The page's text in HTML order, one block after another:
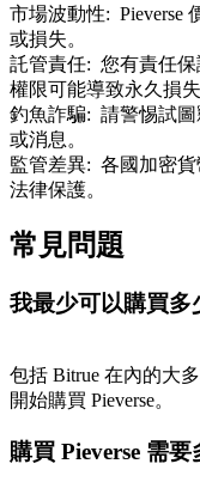
市場波動性: Pieverse
或損失。
託管責任: 您有責任
權限可能導致永久損失
釣魚詐騙: 請警惕試
或消息。
監管差異: 各國加密
法律保護。
常見問題
我最少可以購買多
包括 Bitrue 在內的大
開始購買 Pieverse。
購買 Pieverse 需要